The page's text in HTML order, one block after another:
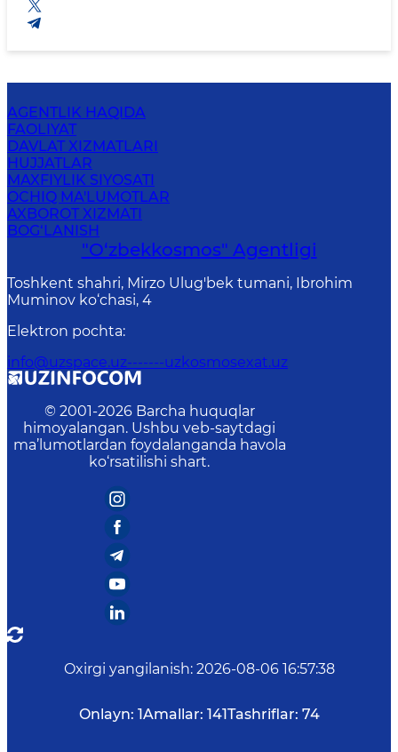
AGENTLIK HAQIDA
FAOLIYAT
DAVLAT XIZMATLARI
HUJJATLAR
MAXFIYLIK SIYOSATI
OCHIQ MA'LUMOTLAR
AXBOROT XIZMATI
BOG‘LANISH
"O‘zbekkosmos" Agentligi
Toshkent shahri, Mirzo Ulug'bek tumani, Ibrohim
Muminov ko‘chasi, 4
Elektron pochta:
info@uzspace.uz-------uzkosmosexat.uz
© 2001-2026 Barcha huquqlar
himoyalangan. Ushbu veb-saytdagi
ma’lumotlardan foydalanganda havola
ko‘rsatilishi shart.
Oxirgi yangilanish: 2026-08-06 16:57:38
Onlayn: 1Amallar: 141Tashriflar: 74